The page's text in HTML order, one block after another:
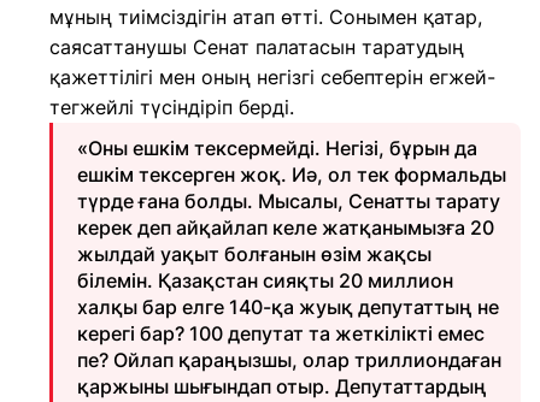
мұның тиімсіздігін атап өтті. Сонымен қатар,
саясаттанушы Сенат палатасын таратудың
қажеттілігі мен оның негізгі себептерін егжей-
тегжейлі түсіндіріп берді.
«Оны ешкім тексермейді. Негізі, бұрын да
ешкім тексерген жоқ. Иә, ол тек формальды
түрде ғана болды. Мысалы, Сенатты тарату
керек деп айқайлап келе жатқанымызға 20
жылдай уақыт болғанын өзім жақсы
білемін. Қазақстан сияқты 20 миллион
халқы бар елге 140-қа жуық депутаттың не
керегі бар? 100 депутат та жеткілікті емес
пе? Ойлап қараңызшы, олар триллиондаған
қаржыны шығындап отыр. Депутаттардың